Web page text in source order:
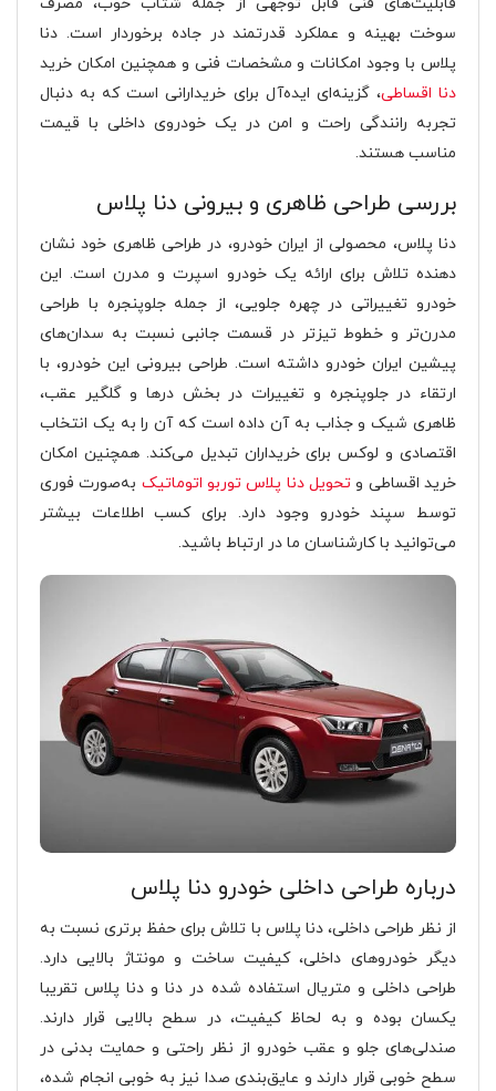
قابلیت‌های فنی قابل توجهی از جمله شتاب خوب، مصرف
سوخت بهینه و عملکرد قدرتمند در جاده برخوردار است. دنا
پلاس با وجود امکانات و مشخصات فنی و همچنین امکان خرید
دنا اقساطی، گزینه‌ای ایده‌آل برای خریدارانی است که به دنبال
تجربه رانندگی راحت و امن در یک خودروی داخلی با قیمت
مناسب هستند​​​​​​.
بررسی طراحی ظاهری و بیرونی دنا پلاس
دنا پلاس، محصولی از ایران خودرو، در طراحی ظاهری خود نشان
دهنده تلاش برای ارائه یک خودرو اسپرت و مدرن است. این
خودرو تغییراتی در چهره جلویی، از جمله جلوپنجره با طراحی
مدرن‌تر و خطوط تیزتر در قسمت جانبی نسبت به سدان‌های
پیشین ایران خودرو داشته است. طراحی بیرونی این خودرو، با
ارتقاء در جلوپنجره و تغییرات در بخش درها و گلگیر عقب،
ظاهری شیک و جذاب به آن داده است که آن را به یک انتخاب
اقتصادی و لوکس برای خریداران تبدیل می‌کند​​. همچنین امکان
خرید اقساطی و تحویل دنا پلاس توربو اتوماتیک به‌صورت فوری
توسط سپند خودرو وجود دارد. برای کسب اطلاعات بیشتر
می‌توانید با کارشناسان ما در ارتباط باشید.
درباره طراحی داخلی خودرو دنا پلاس
از نظر طراحی داخلی، دنا پلاس با تلاش برای حفظ برتری نسبت به
دیگر خودروهای داخلی، کیفیت ساخت و مونتاژ بالایی دارد.
طراحی داخلی و متریال استفاده شده در دنا و دنا پلاس تقریبا
یکسان بوده و به لحاظ کیفیت، در سطح بالایی قرار دارند.
صندلی‌های جلو و عقب خودرو از نظر راحتی و حمایت بدنی در
سطح خوبی قرار دارند و عایق‌بندی صدا نیز به خوبی انجام شده،